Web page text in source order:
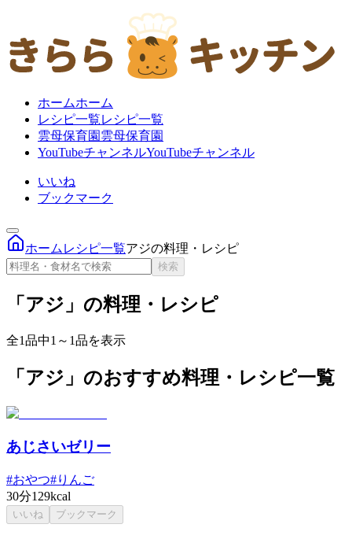
ホームホーム
レシピ一覧レシピ一覧
雲母保育園 雲母保育園
YouTubeチャンネルYouTubeチャンネル
いいね
ブックマーク
ホーム レシピ一覧アジの料理・レシピ
検索
「アジ」の料理・レシピ
全1品中1～1品を表示
「アジ」のおすすめ料理・レシピ一覧
あじさいゼリー
#おやつ#りんご
30分129kcal
いいね ブックマーク